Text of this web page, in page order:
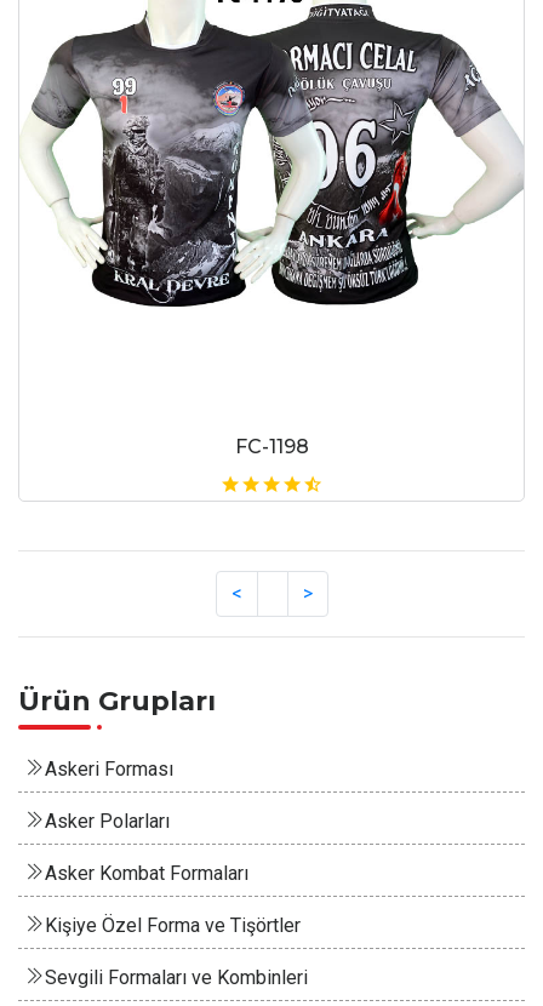
FC-1198
Ürün Grupları
Askeri Forması
Asker Polarları
Asker Kombat Formaları
Kişiye Özel Forma ve Tişörtler
Sevgili Formaları ve Kombinleri